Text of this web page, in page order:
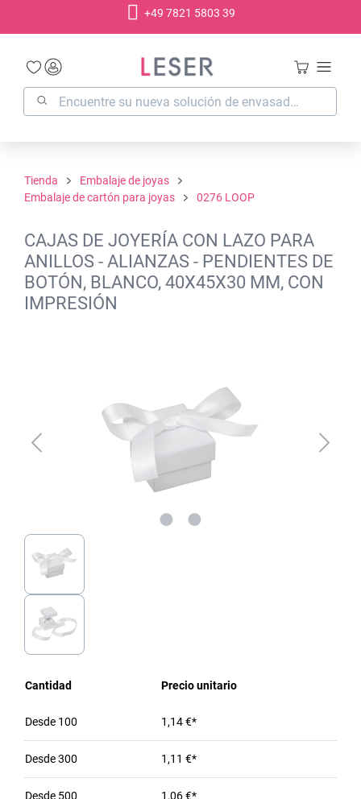
+49 7821 5803 39
Tienda
Embalaje de joyas
Embalaje de cartón para joyas
0276 LOOP
CAJAS DE JOYERÍA CON LAZO PARA
ANILLOS - ALIANZAS - PENDIENTES DE
BOTÓN, BLANCO, 40X45X30 MM, CON
IMPRESIÓN
Cantidad Precio unitario
Desde 100 1,14 €*
Desde300 1,11 €*
Desde 500 1,06 €*